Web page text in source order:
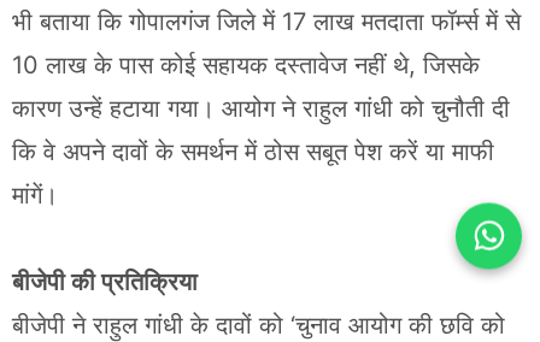
भी बताया कि गोपालगंज जिले में 17 लाख मतदाता फॉर्म्स में से
10 लाख के पास कोई सहायक दस्तावेज नहीं थे, जिसके
कारण उन्हें हटाया गया। आयोग ने राहुल गांधी को चुनौती दी
कि वे अपने दावों के समर्थन में ठोस सबूत पेश करें या माफी
मांगें।
बीजेपी की प्रतिक्रिया
बीजेपी ने राहुल गांधी के दावों को ‘चुनाव आयोग की छवि को